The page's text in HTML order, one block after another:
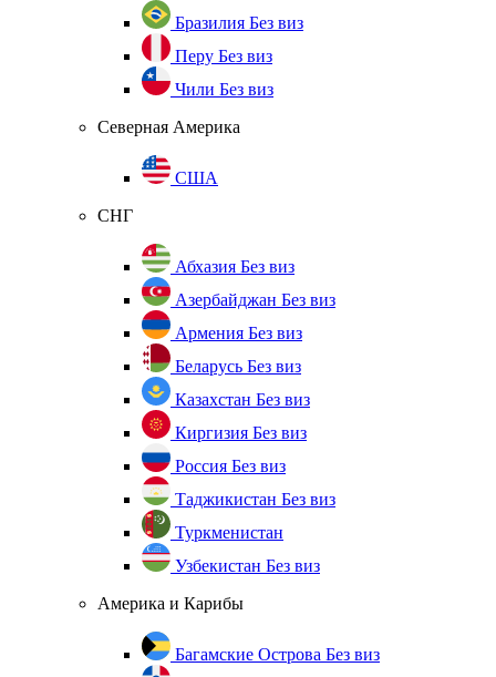
Бразилия Без виз
Перу Без виз
Чили Без виз
Северная Америка
США
СНГ
Абхазия Без виз
Азербайджан Без виз
Армения Без виз
Беларусь Без виз
Казахстан Без виз
Киргизия Без виз
Россия Без виз
Таджикистан Без виз
Туркменистан
Узбекистан Без виз
Америка и Карибы
Багамские Острова Без виз